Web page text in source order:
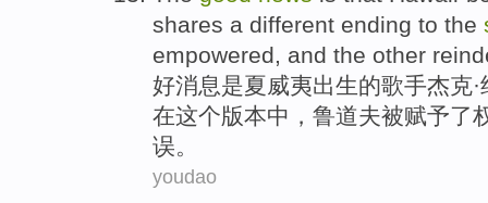
shares a different ending to the
empowered
and the other
好消息是夏威夷出生的歌手杰克·
在这个版本中，鲁道夫被赋予了
误。
youdao